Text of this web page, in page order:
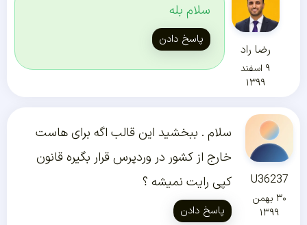
رضا راد
۹ اسفند
۱۳۹۹
سلام بله
پاسخ دادن
U36237
۳۰ بهمن
۱۳۹۹
سلام . ببخشید این قالب اگه برای هاست
خارج از کشور در وردپرس قرار بگیره قانون
کپی رایت نمیشه ؟
پاسخ دادن